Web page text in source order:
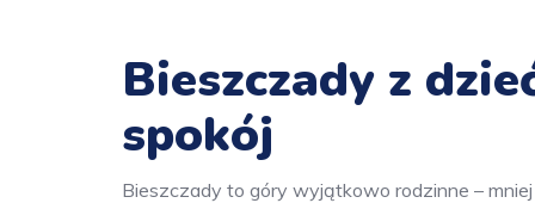
Bieszczady z
spokój
Bieszczady to góry wyjątkowo rodzinne –